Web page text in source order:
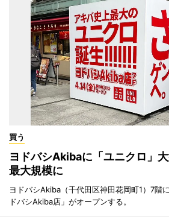
買う
ヨドバシAkibaに「ユニクロ」
最大規模に
ヨドバシAkiba（千代田区神田花岡町1）7階
ドバシAkiba店」がオープンする。